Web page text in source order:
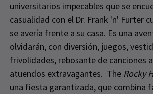
universitarios impecables que se
casualidad con el Dr. Frank 'n' Furter
se avería frente a su casa. Es una
olvidarán, con diversión, juegos,
frivolidades, rebosante de canciones
atuendos extravagantes. The Rocky
una fiesta garantizada, que combina